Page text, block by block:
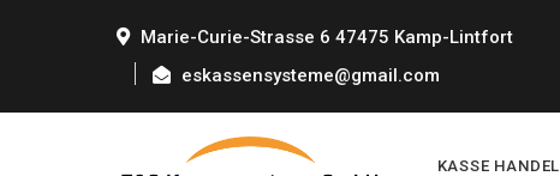
Marie-Curie-Strasse 6 47475 Kamp-Lintfort
eskassensysteme@gmail.com
KASSE HANDEL